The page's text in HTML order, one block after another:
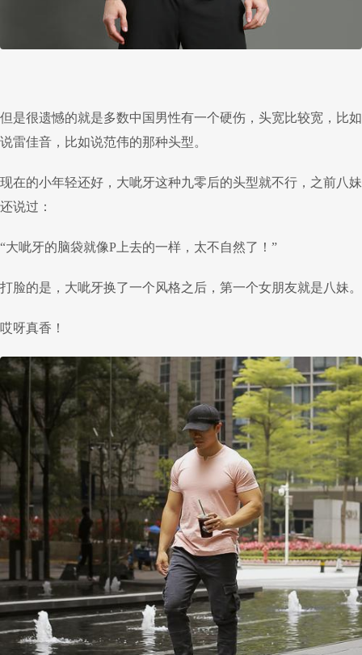
但是很遗憾的就是多数中国男性有一个硬伤，头宽比较宽，比如
说雷佳音，比如说范伟的那种头型。
现在的小年轻还好，大呲牙这种九零后的头型就不行，之前八妹
还说过：
“大呲牙的脑袋就像P上去的一样，太不自然了！”
打脸的是，大呲牙换了一个风格之后，第一个女朋友就是八妹。
哎呀真香！